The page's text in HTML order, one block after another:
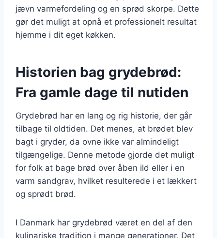
jævn varmefordeling og en sprød skorpe. Dette
gør det muligt at opnå et professionelt resultat
hjemme i dit eget køkken.
Historien bag grydebrød:
Fra gamle dage til nutiden
Grydebrød har en lang og rig historie, der går
tilbage til oldtiden. Det menes, at brødet blev
bagt i gryder, da ovne ikke var almindeligt
tilgængelige. Denne metode gjorde det muligt
for folk at bage brød over åben ild eller i en
varm sandgrav, hvilket resulterede i et lækkert
og sprødt brød.
I Danmark har grydebrød været en del af den
kulinariske tradition i mange generationer. Det